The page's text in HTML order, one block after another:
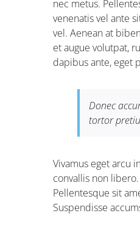
nec metus.
venenatis vel ante
vel. Aenean at
et augue volutpat,
dapibus ante, eget
Donec
tortor
Vivamus eget arcu
convallis non
Pellentesque sit
Suspendisse